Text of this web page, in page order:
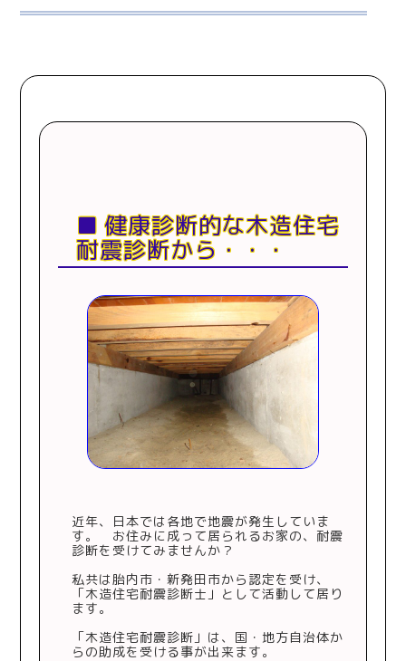
健康診断的な木造住宅
耐震診断から・・・
近年、日本では各地で地震が発生していま
す。 お住みに成って居られるお家の、耐震
診断を受けてみませんか？
私共は胎内市・新発田市から認定を受け、
「木造住宅耐震診断士」として活動して居り
ます。
「木造住宅耐震診断」は、国・地方自治体か
らの助成を受ける事が出来ます。